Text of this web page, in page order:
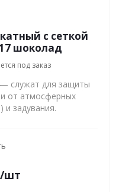
с сеткой
шоколад
под заказ
служат для защиты
от атмосферных
и задувания.
/шт